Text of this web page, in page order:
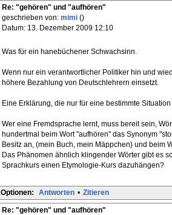
Re: "gehören" und "aufhören"
geschrieben von: mimi ()
Datum: 13. Dezember 2009 12:10
Was für ein hanebüchener Schwachsinn.
Wenn nur ein verantwortlicher Politiker hin und
höhere Bezahlung von Deutschlehrern einsetzt.
Eine Erklärung, die nur für eine bestimmte
Wer eine Fremdsprache lernt, muss bereit sein,
hundertmal beim Wort "aufhören" das Synonym
Besitz an, (mein Buch, mein Mäppchen) und beim
Das Phänomen ähnlich klingender Wörter gibt es
Sprachkurs einen Etymologie-Kurs dazuhängen?
Optionen: Antworten • Zitieren
Re: "gehören" und "aufhören"